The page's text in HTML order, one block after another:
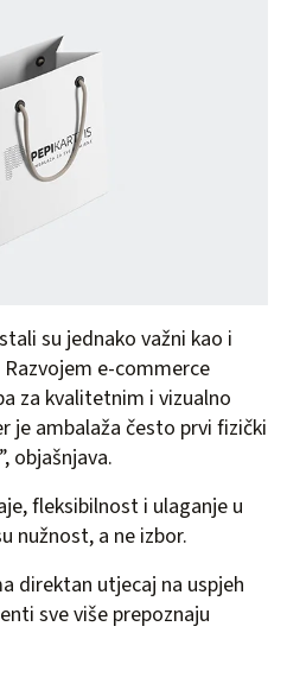
su jednako važni kao i
e-commerce
za kvalitetnim i vizualno
je ambalaža često prvi fizički
objašnjava.
fleksibilnost i ulaganje u
nužnost, a ne izbor.
direktan utjecaj na uspjeh
sve više prepoznaju